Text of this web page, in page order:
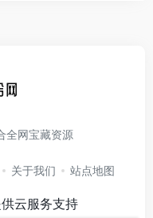
全网宝藏资源
关于我们 站点地图
云服务支持